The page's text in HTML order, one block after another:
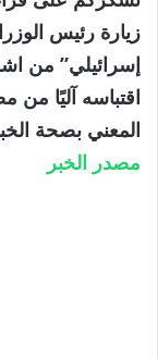
زيارة رئيس
اقتباسه آليًا
المعني بصحة
مصدر الخبر